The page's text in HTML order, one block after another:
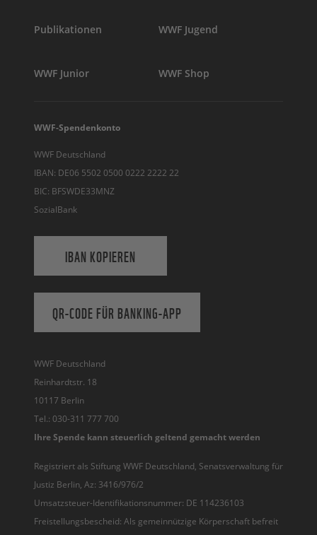
Publikationen WWF Jugend
WWF Junior WWF Shop
WWF-Spendenkonto
WWF Deutschland
IBAN: DE06 5502 0500 0222 2222 22
BIC: BFSWDE33MNZ
SozialBank
IBAN KOPIEREN
QR-CODE FÜR BANKING-APP
WWF Deutschland
Reinhardtstr. 18
10117 Berlin
Tel.: 030-311 777 700
Ihre Spende kann steuerlich geltend gemacht werden
Registriert als Stiftung WWF Deutschland, Senatsverwaltung für
Justiz Berlin, Az: 3416/976/2
Umsatzsteuer-Identifikationsnummer: DE 114236103
Freistellungsbescheid: Als gemeinnützige Körperschaft befreit